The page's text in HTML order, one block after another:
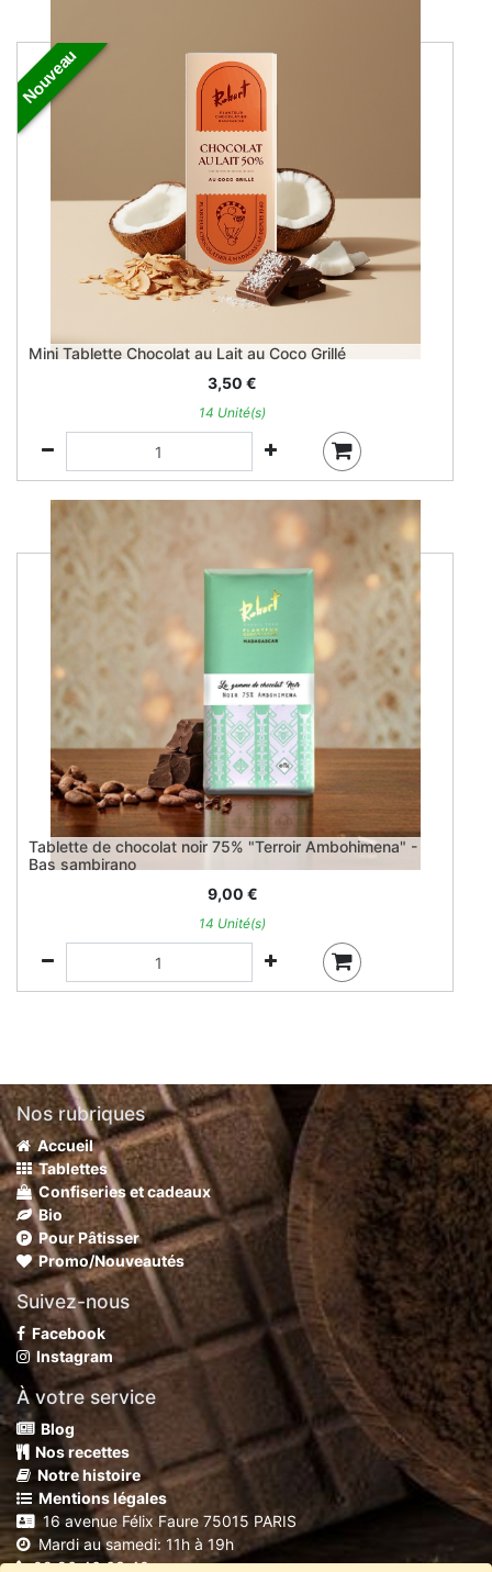
Nouveau
Mini Tablette Chocolat au Lait au Coco Grillé
3,50 €
14 Unité(s)
Tablette de chocolat noir 75% "Terroir Ambohimena" -
Bas sambirano
9,00 €
14 Unité(s)
Nos rubriques
Accueil
Tablettes
Confiseries et cadeaux
Bio
Pour Pâtisser
Promo/Nouveautés
Suivez-nous
Facebook
Instagram
À votre service
Blog
Nos recettes
Notre histoire
Mentions légales
16 avenue Félix Faure 75015 PARIS
Mardi au samedi: 11h à 19h
09 86 46 63 40